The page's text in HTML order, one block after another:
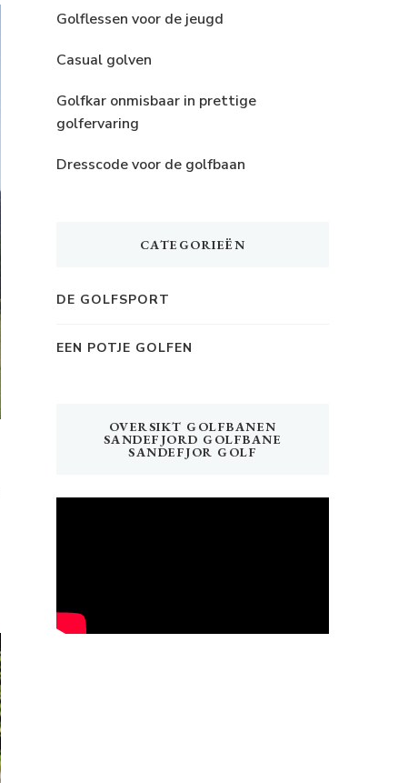
Golflessen voor de jeugd
Casual golven
Golfkar onmisbaar in prettige
golfervaring
Dresscode voor de golfbaan
CATEGORIEËN
DE GOLFSPORT
EEN POTJE GOLFEN
OVERSIKT GOLFBANEN
SANDEFJORD GOLFBANE
SANDEFJOR GOLF